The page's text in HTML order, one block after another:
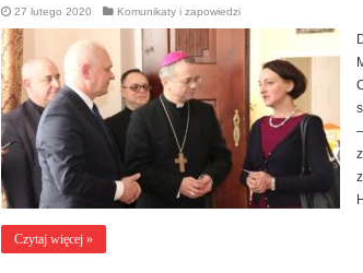
27 lutego 2020 Komunikaty i zapowiedzi
Czytaj więcej »